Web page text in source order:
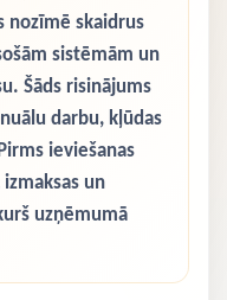
nozīmē skaidrus
sistēmām un
Šāds risinājums
darbu, kļūdas
ieviešanas
un
uzņēmumā